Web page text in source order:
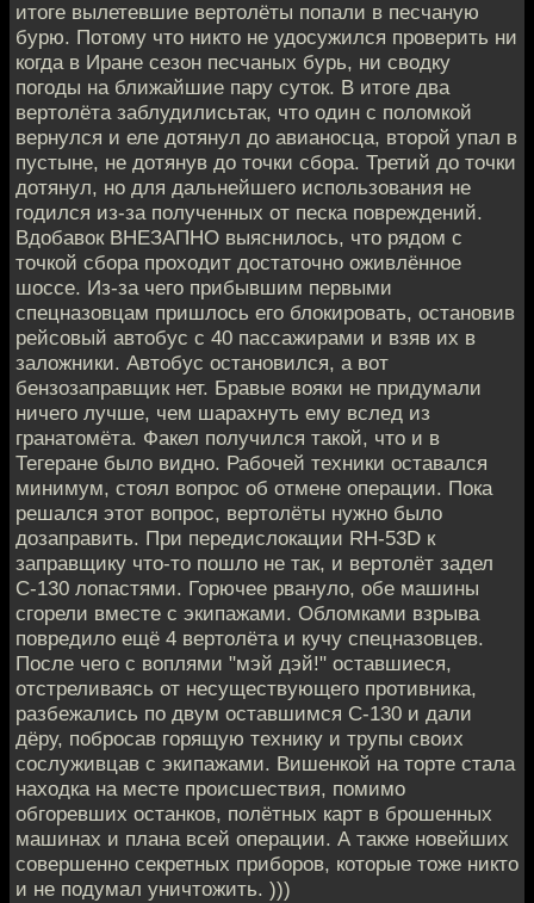
итоге вылетевшие вертолёты попали в песчаную
бурю. Потому что никто не удосужился проверить ни
когда в Иране сезон песчаных бурь, ни сводку
погоды на ближайшие пару суток. В итоге два
вертолёта заблудилисьтак, что один с поломкой
вернулся и еле дотянул до авианосца, второй упал в
пустыне, не дотянув до точки сбора. Третий до точки
дотянул, но для дальнейшего использования не
годился из-за полученных от песка повреждений.
Вдобавок ВНЕЗАПНО выяснилось, что рядом с
точкой сбора проходит достаточно оживлённое
шоссе. Из-за чего прибывшим первыми
спецназовцам пришлось его блокировать, остановив
рейсовый автобус с 40 пассажирами и взяв их в
заложники. Автобус остановился, а вот
бензозаправщик нет. Бравые вояки не придумали
ничего лучше, чем шарахнуть ему вслед из
гранатомёта. Факел получился такой, что и в
Тегеране было видно. Рабочей техники оставался
минимум, стоял вопрос об отмене операции. Пока
решался этот вопрос, вертолёты нужно было
дозаправить. При передислокации RH-53D к
заправщику что-то пошло не так, и вертолёт задел
С-130 лопастями. Горючее рвануло, обе машины
сгорели вместе с экипажами. Обломками взрыва
повредило ещё 4 вертолёта и кучу спецназовцев.
После чего с воплями "мэй дэй!" оставшиеся,
отстреливаясь от несуществующего противника,
разбежались по двум оставшимся С-130 и дали
дёру, побросав горящую технику и трупы своих
сослуживцав с экипажами. Вишенкой на торте стала
находка на месте происшествия, помимо
обгоревших останков, полётных карт в брошенных
машинах и плана всей операции. А также новейших
совершенно секретных приборов, которые тоже никто
и не подумал уничтожить. )))